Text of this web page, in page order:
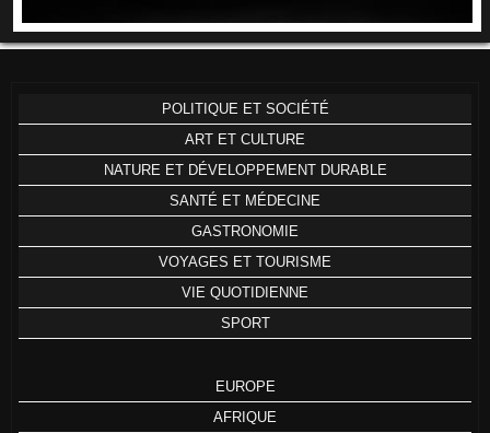
POLITIQUE ET SOCIÉTÉ
ART ET CULTURE
NATURE ET DÉVELOPPEMENT DURABLE
SANTÉ ET MÉDECINE
GASTRONOMIE
VOYAGES ET TOURISME
VIE QUOTIDIENNE
SPORT
EUROPE
AFRIQUE